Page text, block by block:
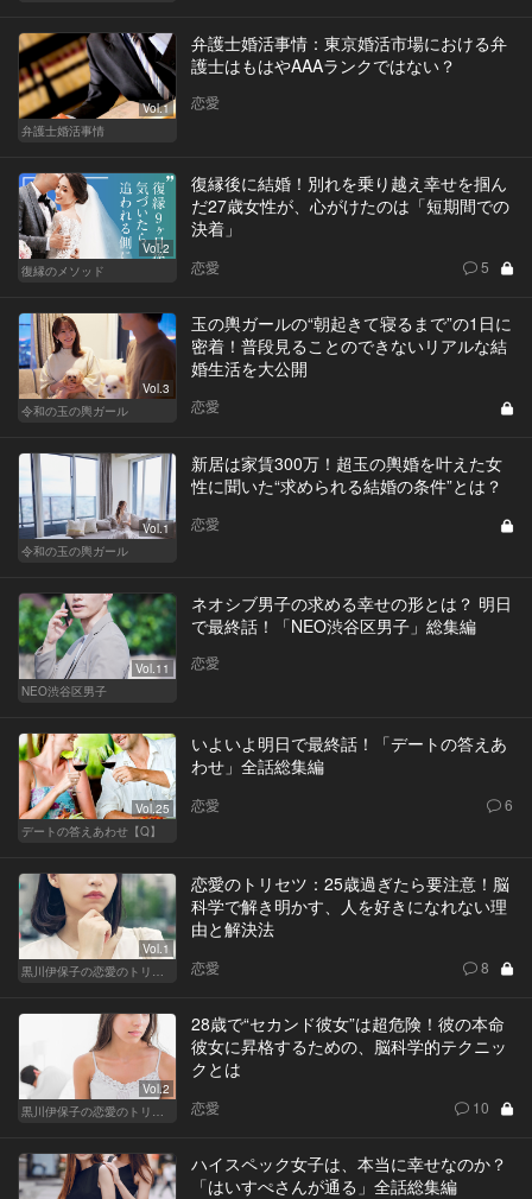
Vol.1
弁護士婚活事情
弁護士婚活事情：東京婚活市場における弁
護士はもはやAAAランクではない？
恋愛
Vol.2
復縁のメソッド
復縁後に結婚！別れを乗り越え幸せを掴ん
だ27歳女性が、心がけたのは「短期間での
決着」
恋愛 5
Vol.3
令和の玉の輿ガール
玉の輿ガールの“朝起きて寝るまで”の1日に
密着！普段見ることのできないリアルな結
婚生活を大公開
恋愛
Vol.1
令和の玉の輿ガール
新居は家賃300万！超玉の輿婚を叶えた女
性に聞いた“求められる結婚の条件”とは？
恋愛
Vol.11
NEO渋谷区男子
ネオシブ男子の求める幸せの形とは？ 明日
で最終話！「NEO渋谷区男子」総集編
恋愛
Vol.25
デートの答えあわせ【Q】
いよいよ明日で最終話！「デートの答えあ
わせ」全話総集編
恋愛 6
Vol.1
黒川伊保子の恋愛のトリセツ
恋愛のトリセツ：25歳過ぎたら要注意！脳
科学で解き明かす、人を好きになれない理
由と解決法
恋愛 8
Vol.2
黒川伊保子の恋愛のトリセツ
28歳で“セカンド彼女”は超危険！彼の本命
彼女に昇格するための、脳科学的テクニッ
クとは
恋愛 10
ハイスペック女子は、本当に幸せなのか？
「はいすぺさんが通る」全話総集編